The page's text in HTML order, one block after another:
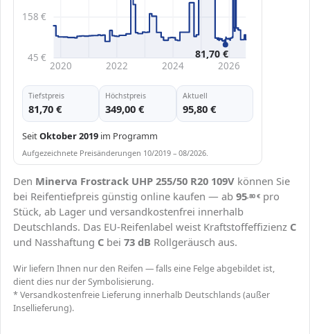
45 €
158 €
2020 2022 2024 2026
81,70 €
Tiefstpreis
81,70 €
Höchstpreis
349,00 €
Aktuell
95,80 €
SeitOktober 2019 im Programm
Aufgezeichnete Preisänderungen 10/2019 – 08/2026.
Den Minerva Frostrack UHP 255/50 R20 109V können Sie
bei Reifentiefpreis günstig online kaufen — ab 95,80€ pro
Stück, ab Lager und versandkostenfrei innerhalb
Deutschlands. Das EU-Reifenlabel weist Kraftstoffeffizienz C
und Nasshaftung C bei 73 dB Rollgeräusch aus.
Wir liefern Ihnen nur den Reifen — falls eine Felge abgebildet ist,
dient dies nur der Symbolisierung.
* Versandkostenfreie Lieferung innerhalb Deutschlands (außer
Insellieferung).